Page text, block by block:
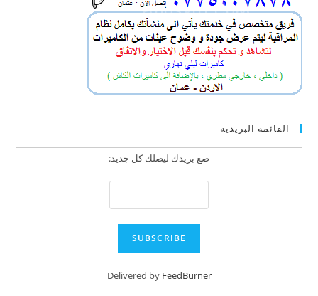
القائمه البريديه
ضع بريدك ليصلك كل جديد:
Delivered by FeedBurner